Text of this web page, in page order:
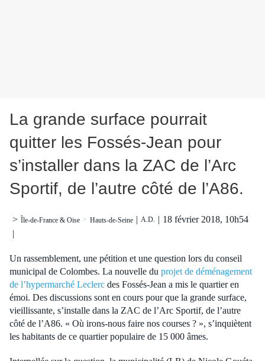
La grande surface pourrait
quitter les Fossés-Jean pour
s’installer dans la ZAC de l’Arc
Sportif, de l’autre côté de l’A86.
> Île-de-France & Oise > Hauts-de-Seine | A.D. | 18 février 2018, 10h54
|
Un rassemblement, une pétition et une question lors du conseil
municipal de Colombes. La nouvelle du projet de déménagement
de l’hypermarché Leclerc des Fossés-Jean a mis le quartier en
émoi. Des discussions sont en cours pour que la grande surface,
vieillissante, s’installe dans la ZAC de l’Arc Sportif, de l’autre
côté de l’A86. « Où irons-nous faire nos courses ? », s’inquiètent
les habitants de ce quartier populaire de 15 000 âmes.